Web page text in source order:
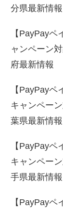
分県最新情報
【PayPay
ャンペーン
府最新情報
【PayPay
キャンペー
葉県最新情報
【PayPay
キャンペー
手県最新情報
【PayPay